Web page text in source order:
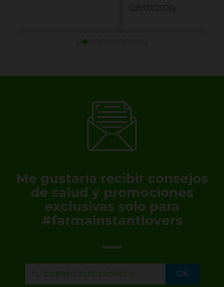
Me gustaría recibir consejos
de salud y promociones
exclusivas solo para
#farmainstantlovers